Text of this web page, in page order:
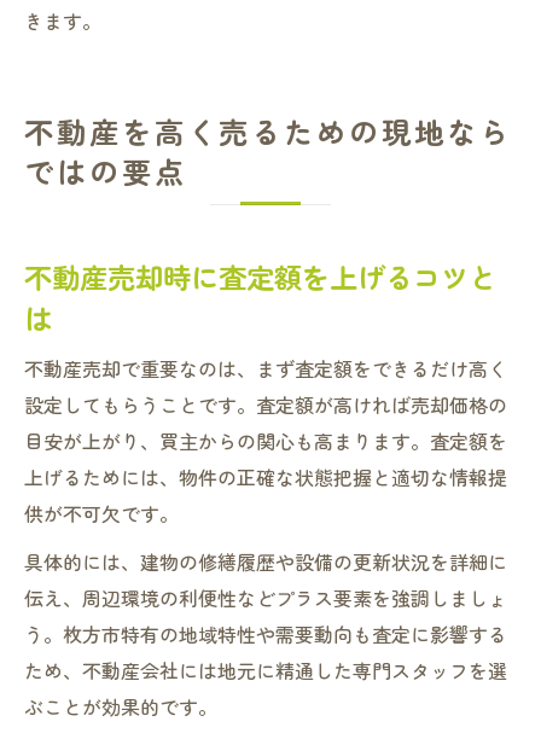
きます。
不動産を高く売るための現地なら
ではの要点
不動産売却時に査定額を上げるコツと
は
不動産売却で重要なのは、まず査定額をできるだけ高く
設定してもらうことです。査定額が高ければ売却価格の
目安が上がり、買主からの関心も高まります。査定額を
上げるためには、物件の正確な状態把握と適切な情報提
供が不可欠です。
具体的には、建物の修繕履歴や設備の更新状況を詳細に
伝え、周辺環境の利便性などプラス要素を強調しましょ
う。枚方市特有の地域特性や需要動向も査定に影響する
ため、不動産会社には地元に精通した専門スタッフを選
ぶことが効果的です。